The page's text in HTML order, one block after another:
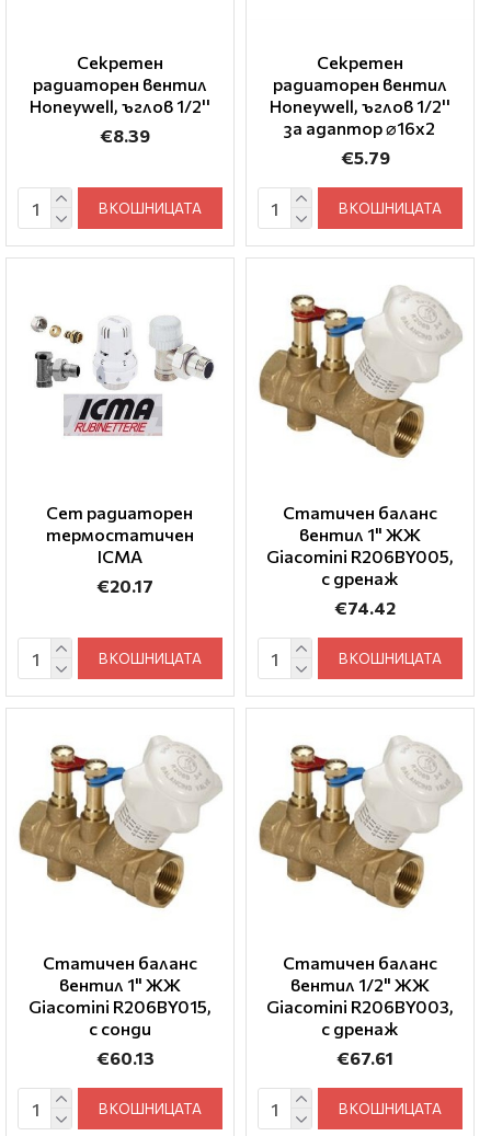
Секретен
радиаторен вентил
Honeywell, ъглов 1/2''
€8.39
В КОШНИЦАТА
Секретен
радиаторен вентил
Honeywell, ъглов 1/2''
за адаптор ⌀16x2
€5.79
В КОШНИЦАТА
Сет радиаторен
термостатичен
ICMA
€20.17
В КОШНИЦАТА
Статичен баланс
вентил 1" ЖЖ
Giacomini R206BY005,
с дренаж
€74.42
В КОШНИЦАТА
Статичен баланс
вентил 1" ЖЖ
Giacomini R206BY015,
с сонди
€60.13
В КОШНИЦАТА
Статичен баланс
вентил 1/2" ЖЖ
Giacomini R206BY003,
с дренаж
€67.61
В КОШНИЦАТА